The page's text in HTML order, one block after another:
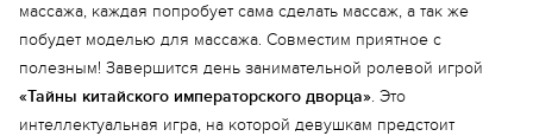
массажа, каждая попробует сама сделать массаж, а так же
побудет моделью для массажа. Совместим приятное с
полезным! Завершится день занимательной ролевой игрой
«Тайны китайского императорского дворца». Это
интеллектуальная игра, на которой девушкам предстоит